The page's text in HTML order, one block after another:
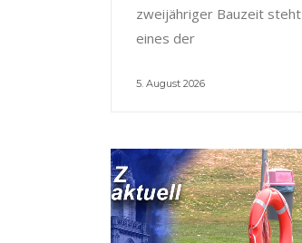
zweijähriger Bauzeit steht
eines der
5. August 2026